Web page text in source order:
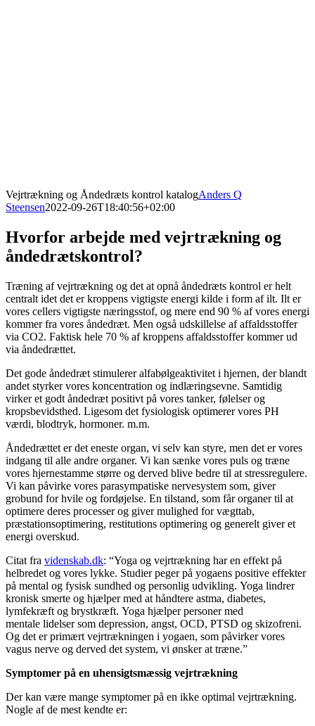
Vejrtrækning og Åndedræts kontrol katalogAnders Q
Steensen2022-09-26T18:40:56+02:00
Hvorfor arbejde med vejrtrækning og
åndedrætskontrol?
Træning af vejrtrækning og det at opnå åndedræts kontrol er helt
centralt idet det er kroppens vigtigste energi kilde i form af ilt. Ilt er
vores cellers vigtigste næringsstof, og mere end 90 % af vores energi
kommer fra vores åndedræt. Men også udskillelse af affaldsstoffer
via CO2. Faktisk hele 70 % af kroppens affaldsstoffer kommer ud
via åndedrættet.
Det gode åndedræt stimulerer alfabølgeaktivitet i hjernen, der blandt
andet styrker vores koncentration og indlæringsevne. Samtidig
virker et godt åndedræt positivt på vores tanker, følelser og
kropsbevidsthed. Ligesom det fysiologisk optimerer vores PH
værdi, blodtryk, hormoner. m.m.
Åndedrættet er det eneste organ, vi selv kan styre, men det er vores
indgang til alle andre organer. Vi kan sænke vores puls og træne
vores hjernestamme større og derved blive bedre til at stressregulere.
Vi kan påvirke vores parasympatiske nervesystem som, giver
grobund for hvile og fordøjelse. En tilstand, som får organer til at
optimere deres processer og giver mulighed for vægttab,
præstationsoptimering, restitutions optimering og generelt giver et
energi overskud.
Citat fra videnskab.dk: “Yoga og vejrtrækning har en effekt på
helbredet og vores lykke. Studier peger på yogaens positive effekter
på mental og fysisk sundhed og personlig udvikling. Yoga lindrer
kronisk smerte og hjælper med at håndtere astma, diabetes,
lymfekræft og brystkræft. Yoga hjælper personer med
mentale lidelser som depression, angst, OCD, PTSD og skizofreni.
Og det er primært vejrtrækningen i yogaen, som påvirker vores
vagus nerve og derved det system, vi ønsker at træne.”
Symptomer på en uhensigtsmæssig vejrtrækning
Der kan være mange symptomer på en ikke optimal vejrtrækning.
Nogle af de mest kendte er: